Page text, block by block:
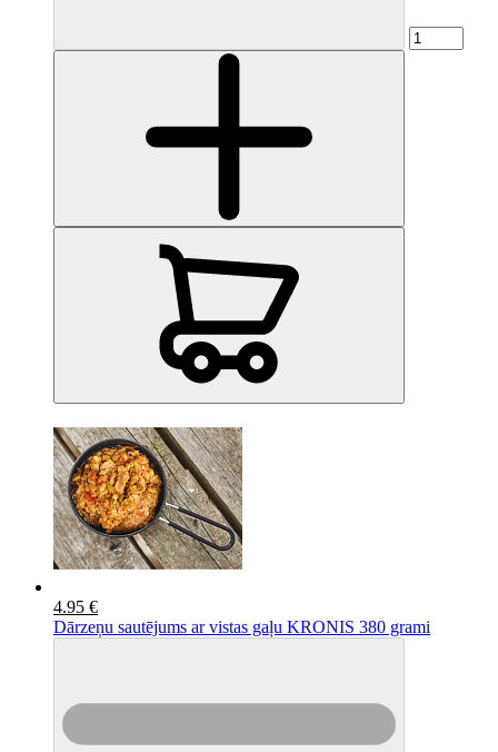
4.95 €
Dārzeņu sautējums ar vistas gaļu KRONIS 380 grami